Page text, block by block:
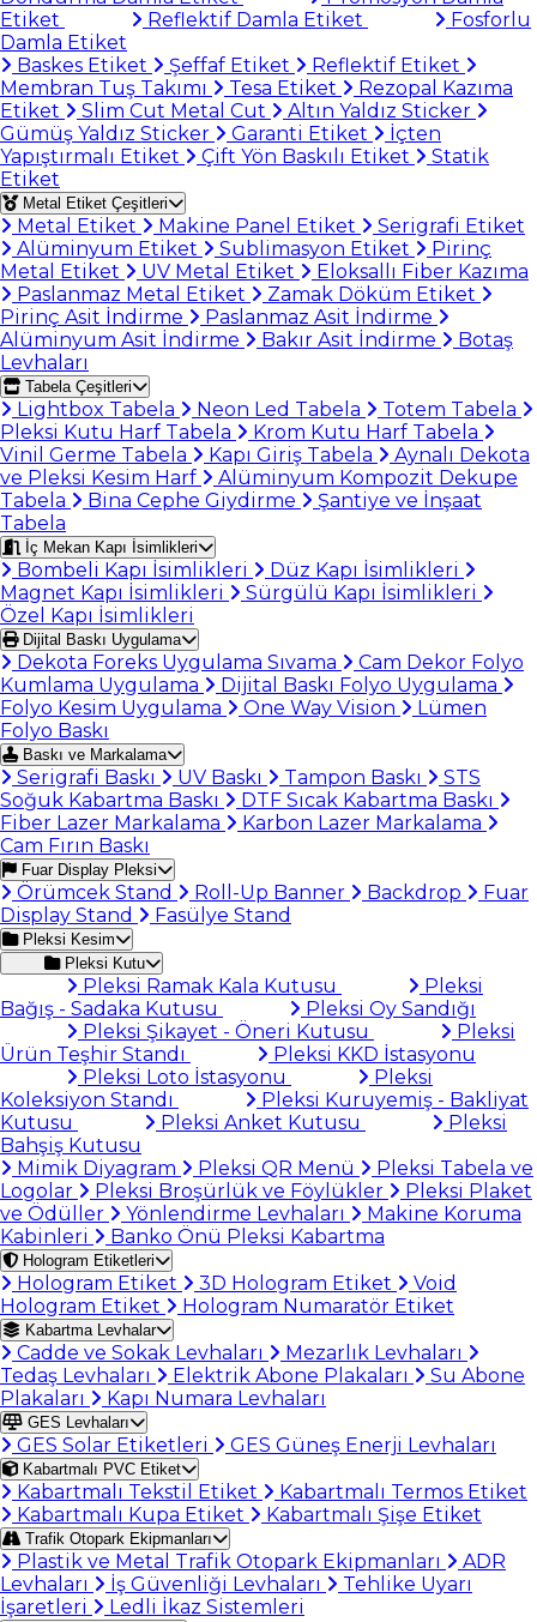
Etiket
Reflektif Damla Etiket
Fosforlu
Damla Etiket
Baskes Etiket
Şeffaf Etiket
Reflektif Etiket
Membran Tuş Takımı
Tesa Etiket
Rezopal Kazıma
Etiket
Slim Cut Metal Cut
Altın Yaldız Sticker
Gümüş Yaldız Sticker
Garanti Etiket
İçten
Yapıştırmalı Etiket
Çift Yön Baskılı Etiket
Statik
Etiket
Metal Etiket Çeşitleri
Metal Etiket Makine Panel Etiket
Serigrafi Etiket
Alüminyum Etiket
Sublimasyon Etiket
Pirinç
Metal Etiket
UV Metal Etiket
Eloksallı Fiber Kazıma
Paslanmaz Metal Etiket
Zamak Döküm Etiket
Pirinç Asit İndirme
Paslanmaz Asit İndirme
Alüminyum Asit İndirme
Bakır Asit İndirme
Botaş
Levhaları
Tabela Çeşitleri
Lightbox Tabela Neon Led Tabela
Totem Tabela
Pleksi Kutu Harf Tabela
Krom Kutu Harf Tabela
Vinil Germe Tabela
Kapı Giriş Tabela
Aynalı Dekota
ve Pleksi Kesim Harf
Alüminyum Kompozit Dekupe
Tabela
Bina Cephe Giydirme
Şantiye ve İnşaat
Tabela
İç Mekan Kapı İsimlikleri
Bombeli Kapı İsimlikleri
Düz Kapı İsimlikleri
Magnet Kapı İsimlikleri
Sürgülü Kapı İsimlikleri
Özel Kapı İsimlikleri
Dijital Baskı Uygulama
Dekota Foreks Uygulama Sıvama
Cam Dekor Folyo
Kumlama Uygulama
Dijital Baskı Folyo Uygulama
Folyo Kesim Uygulama
One Way Vision
Lümen
Folyo Baskı
Baskı ve Markalama
Serigrafi Baskı UV Baskı Tampon Baskı
STS
Soğuk Kabartma Baskı
DTF Sıcak Kabartma Baskı
Fiber Lazer Markalama
Karbon Lazer Markalama
Cam Fırın Baskı
Fuar Display Pleksi
Örümcek Stand Roll-Up Banner Backdrop
Fuar
Display Stand
Fasülye Stand
Pleksi Kesim
Pleksi Kutu
Pleksi Ramak Kala Kutusu
Pleksi
Bağış - Sadaka Kutusu
Pleksi Oy Sandığı
Pleksi Şikayet - Öneri Kutusu
Pleksi
Ürün Teşhir Standı
Pleksi KKD İstasyonu
Pleksi Loto İstasyonu
Pleksi
Koleksiyon Standı
Pleksi Kuruyemiş - Bakliyat
Kutusu
Pleksi Anket Kutusu
Pleksi
Bahşiş Kutusu
Mimik Diyagram
Pleksi QR Menü
Pleksi Tabela ve
Logolar
Pleksi Broşürlük ve Föylükler
Pleksi Plaket
ve Ödüller
Yönlendirme Levhaları
Makine Koruma
Kabinleri
Banko Önü Pleksi Kabartma
Hologram Etiketleri
Hologram Etiket 3D Hologram Etiket
Void
Hologram Etiket
Hologram Numaratör Etiket
Kabartma Levhalar
Cadde ve Sokak Levhaları
Mezarlık Levhaları
Tedaş Levhaları
Elektrik Abone Plakaları
Su Abone
Plakaları
Kapı Numara Levhaları
GES Levhaları
GES Solar Etiketleri GES Güneş Enerji Levhaları
Kabartmalı PVC Etiket
Kabartmalı Tekstil Etiket
Kabartmalı Termos Etiket
Kabartmalı Kupa Etiket
Kabartmalı Şişe Etiket
Trafik Otopark Ekipmanları
Plastik ve Metal Trafik Otopark Ekipmanları
ADR
Levhaları
İş Güvenliği Levhaları
Tehlike Uyarı
İşaretleri
Ledli İkaz Sistemleri